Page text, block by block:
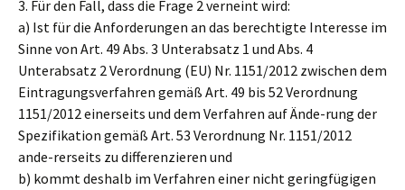
3. Für den Fall, dass die Frage 2 verneint wird:
a) Ist für die Anforderungen an das berechtigte Interesse im
Sinne von Art. 49 Abs. 3 Unterabsatz 1 und Abs. 4
Unterabsatz 2 Verordnung (EU) Nr. 1151/2012 zwischen dem
Eintragungsverfahren gemäß Art. 49 bis 52 Verordnung
1151/2012 einerseits und dem Verfahren auf Ände-rung der
Spezifikation gemäß Art. 53 Verordnung Nr. 1151/2012
ande-rerseits zu differenzieren und
b) kommt deshalb im Verfahren einer nicht geringfügigen